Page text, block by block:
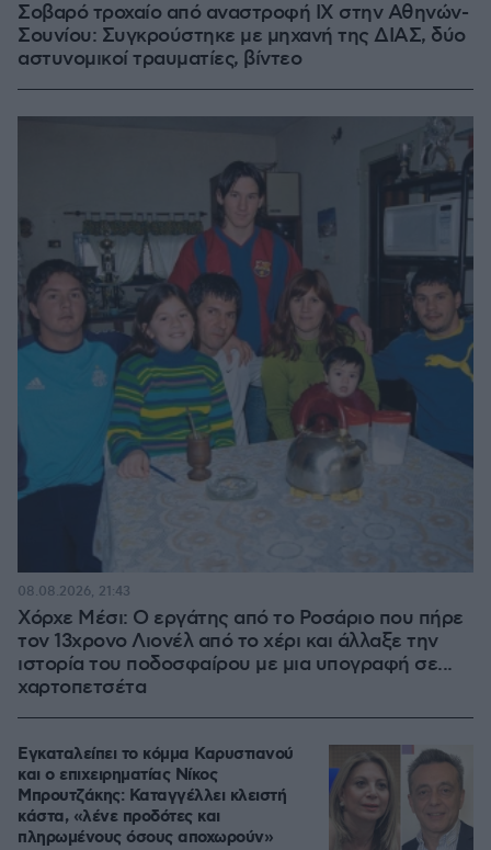
Σοβαρό τροχαίο από αναστροφή ΙΧ στην Αθηνών-
Σουνίου: Συγκρούστηκε με μηχανή της ΔΙΑΣ, δύο
αστυνομικοί τραυματίες, βίντεο
Χόρχε Μέσι: Ο εργάτης από το Ροσάριο που πήρε
τον 13χρονο Λιονέλ από το χέρι και άλλαξε την
ιστορία του ποδοσφαίρου με μια υπογραφή σε...
χαρτοπετσέτα
08.08.2026, 21:43
Εγκαταλείπει το κόμμα Καρυστιανού
και ο επιχειρηματίας Νίκος
Μπρουτζάκης: Καταγγέλλει κλειστή
κάστα, «λένε προδότες και
πληρωμένους όσους αποχωρούν»